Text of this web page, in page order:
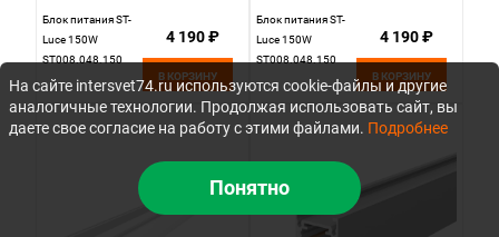
Блок питания ST-
Luce 150W
ST008.048.150
4 190 ₽
В КОРЗИНУ
Блок питания ST-
Luce 150W
ST008.048.150
4 190 ₽
В КОРЗИНУ
На сайте intersvet74.ru используются cookie-файлы и другие
аналогичные технологии. Продолжая использовать сайт, вы
даете свое согласие на работу с этими файлами. Подробнее
Понятно